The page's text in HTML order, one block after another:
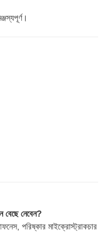
বেছে নেবেন?
পরিষ্কার মাইক্রোস্ট্রাকচার